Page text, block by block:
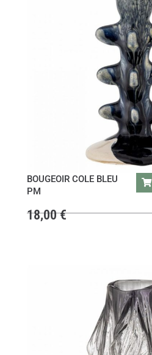
BOUGEOIR COLE BLEU
PM
18,00€